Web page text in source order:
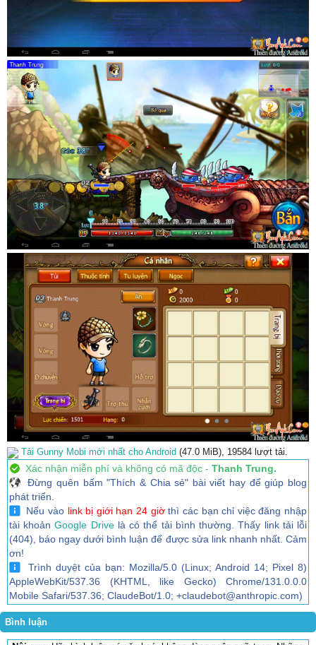
Tải Gunny Mobi mới nhất cho Android (47.0 MiB), 19584 lượt tải.
Xác nhận miễn phí và không có mã độc - Thanh Trung.
Đừng quên bấm "Thích & Chia sẻ" bài viết hay để giúp blog
phát triển.
Nếu vào link bị giới hạn 24 giờthì các bạn chỉ việc đăng nhập
tài khoảnGoogle Drivelà có thể tải bình thường. Thấy link tải lỗi
(404), báo ngay dưới bình luận để được sửa link nhanh nhất. Cảm
ơn!
Trình duyệt của bạn: Mozilla/5.0 (Linux; Android 14; Pixel 8)
AppleWebKit/537.36 (KHTML, like Gecko) Chrome/131.0.0.0
Mobile Safari/537.36; ClaudeBot/1.0; +claudebot@anthropic.com)
Bình luận